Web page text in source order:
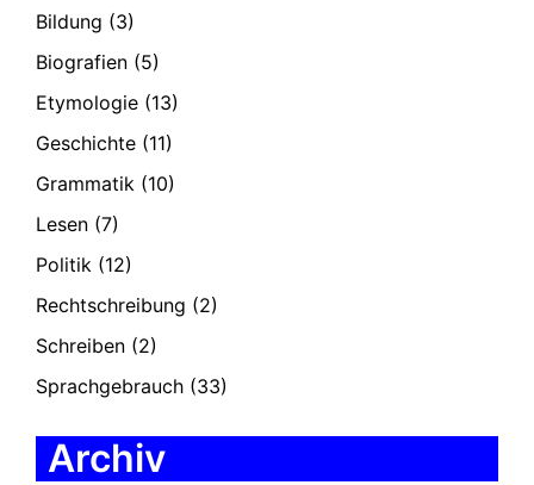
Bildung (3)
Biografien (5)
Etymologie (13)
Geschichte (11)
Grammatik (10)
Lesen (7)
Politik (12)
Rechtschreibung (2)
Schreiben (2)
Sprachgebrauch (33)
Archiv